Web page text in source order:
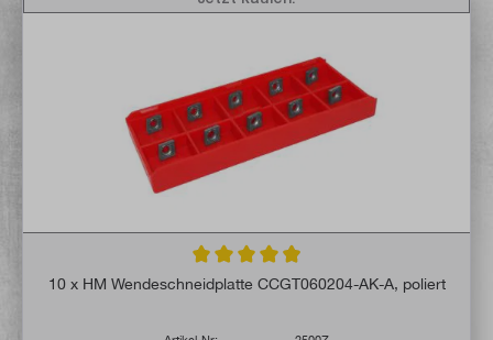
Durchschnittliche Bewertung von 4.9 von
10 x HM Wendeschneidplatte CCGT060204-AK-A, poliert